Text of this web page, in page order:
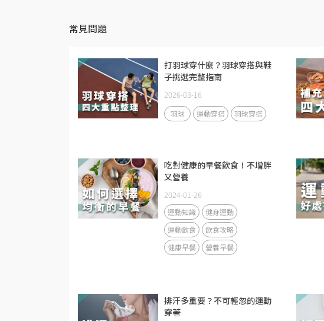
常見問題
打羽球穿什麼？羽球穿搭與鞋
子挑選完整指南
2026-03-16
羽球 運動穿搭 羽球穿搭
吃對健康的早餐飲食！不增胖
又營養
2024-01-26
運動知識
健身運動
運動飲食
飲食攻略
健康早餐
營養早餐
排汗多重要？不可輕忽的運動
穿著